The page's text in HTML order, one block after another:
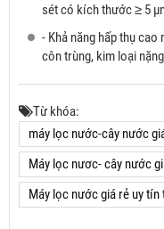
sét có kích thước ≥ 5
- Khả năng hấp thụ
côn trùng, kim loại
Từ khóa:
máy lọc nước-cây nước
Máy lọc nươc- cây nước
Máy lọc nước giá rẻ uy tín